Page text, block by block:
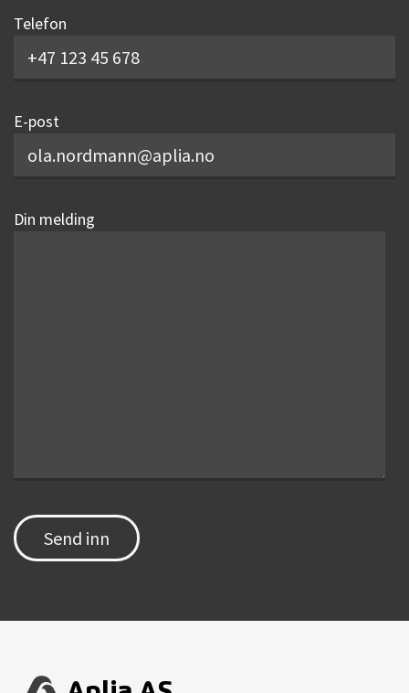
Telefon
E-post
Din melding